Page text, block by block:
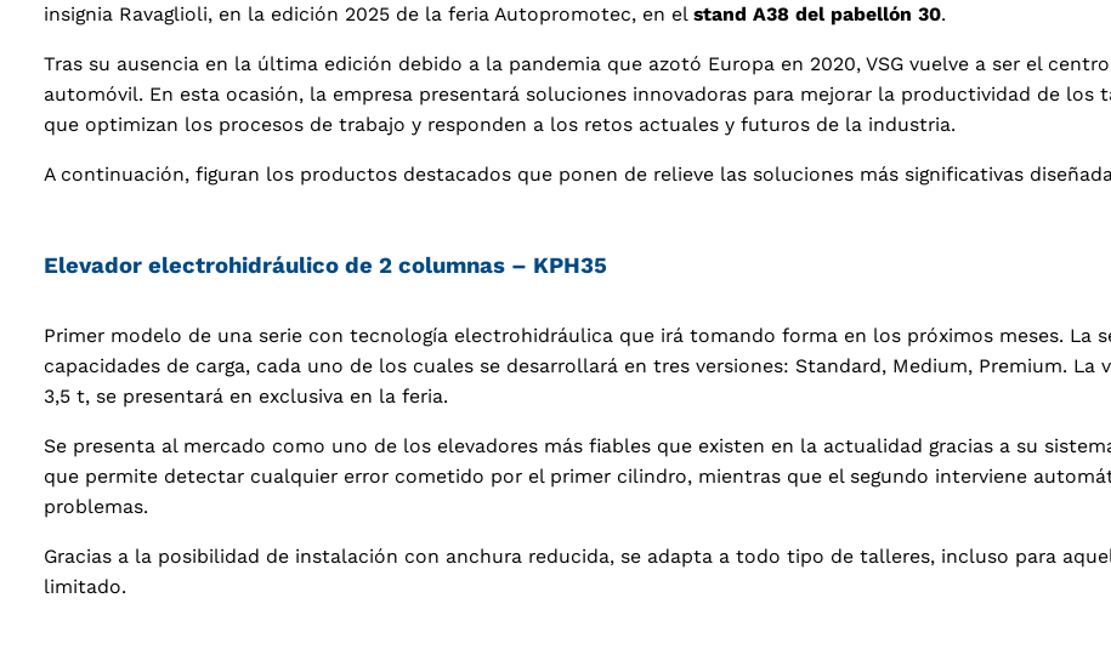
insignia Ravaglioli, en la edición 2025 de la feria Autopromotec, en el stand A38 del pabellón 30.
Tras su ausencia en la última edición debido a la pandemia que azotó Europa en 2020, VSG vuelve a ser el
automóvil. En esta ocasión, la empresa presentará soluciones innovadoras para mejorar la productividad de los
que optimizan los procesos de trabajo y responden a los retos actuales y futuros de la industria.
A continuación, figuran los productos destacados que ponen de relieve las soluciones más significativas
Elevador electrohidráulico de 2 columnas – KPH35
Primer modelo de una serie con tecnología electrohidráulica que irá tomando forma en los próximos meses. La
capacidades de carga, cada uno de los cuales se desarrollará en tres versiones: Standard, Medium, Premium. La
3,5 t, se presentará en exclusiva en la feria.
Se presenta al mercado como uno de los elevadores más fiables que existen en la actualidad gracias a su
que permite detectar cualquier error cometido por el primer cilindro, mientras que el segundo interviene
problemas.
Gracias a la posibilidad de instalación con anchura reducida, se adapta a todo tipo de talleres, incluso para
limitado.